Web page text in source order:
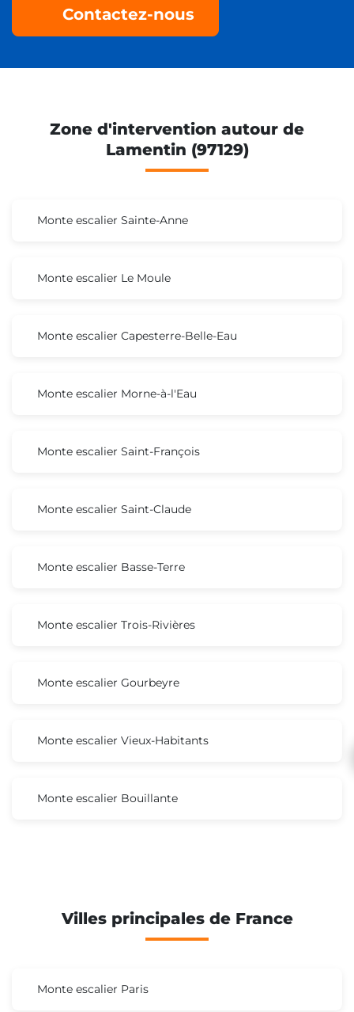
Contactez-nous
Zone d'intervention autour de
Lamentin (97129)
Monte escalier Sainte-Anne
Monte escalier Le Moule
Monte escalier Capesterre-Belle-Eau
Monte escalier Morne-à-l'Eau
Monte escalier Saint-François
Monte escalier Saint-Claude
Monte escalier Basse-Terre
Monte escalier Trois-Rivières
Monte escalier Gourbeyre
Monte escalier Vieux-Habitants
Monte escalier Bouillante
Villes principales de France
Monte escalier Paris